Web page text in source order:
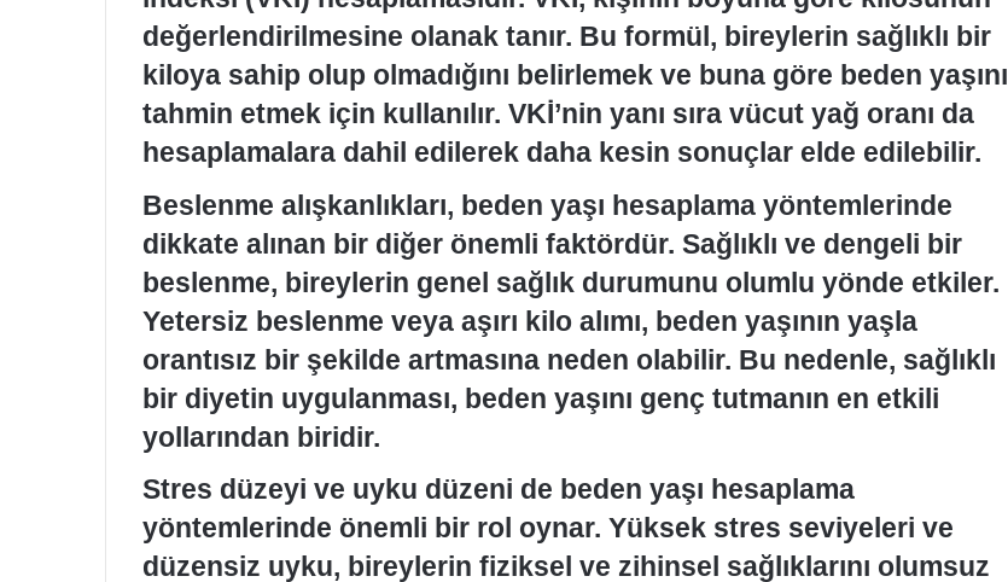
değerlendirilmesine olanak tanır. Bu formül, bireylerin sağlıklı bir
kiloya sahip olup olmadığını belirlemek ve buna göre beden yaşını
tahmin etmek için kullanılır. VKİ’nin yanı sıra vücut yağ oranı da
hesaplamalara dahil edilerek daha kesin sonuçlar elde edilebilir.
Beslenme alışkanlıkları, beden yaşı hesaplama yöntemlerinde
dikkate alınan bir diğer önemli faktördür. Sağlıklı ve dengeli bir
beslenme, bireylerin genel sağlık durumunu olumlu yönde etkiler.
Yetersiz beslenme veya aşırı kilo alımı, beden yaşının yaşla
orantısız bir şekilde artmasına neden olabilir. Bu nedenle, sağlıklı
bir diyetin uygulanması, beden yaşını genç tutmanın en etkili
yollarından biridir.
Stres düzeyi ve uyku düzeni de beden yaşı hesaplama
yöntemlerinde önemli bir rol oynar. Yüksek stres seviyeleri ve
düzensiz uyku, bireylerin fiziksel ve zihinsel sağlıklarını olumsuz